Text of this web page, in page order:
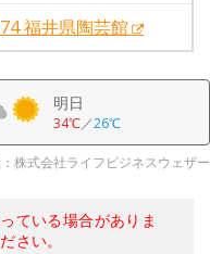
福井県陶芸館
明日
34℃／26℃
株式会社ライフビジネスウェザー
ている場合がありま
さい。